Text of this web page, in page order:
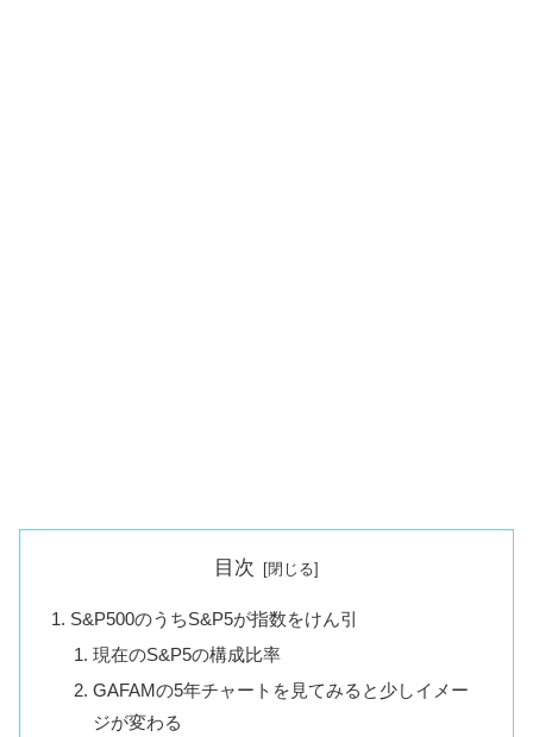
目次
S&P500のうちS&P5が指数をけん引
現在のS&P5の構成比率
GAFAMの5年チャートを見てみると少しイメー
ジが変わる